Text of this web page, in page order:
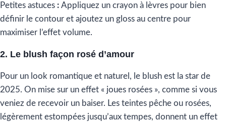
Petites astuces : Appliquez un crayon à lèvres pour bien
définir le contour et ajoutez un gloss au centre pour
maximiser l’effet volume.
2. Le blush façon rosé d’amour
Pour un look romantique et naturel, le blush est la star de
2025. On mise sur un effet « joues rosées », comme si vous
veniez de recevoir un baiser. Les teintes pêche ou rosées,
légèrement estompées jusqu’aux tempes, donnent un effet